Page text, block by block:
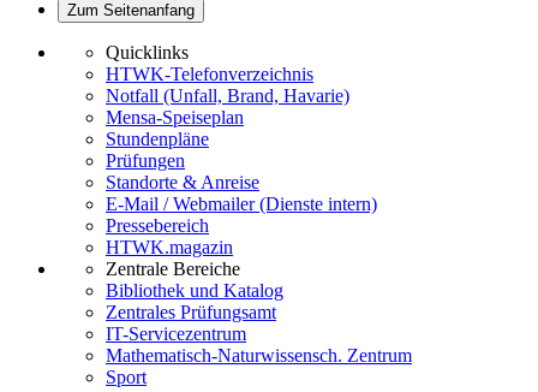
Zum Seitenanfang
Quicklinks
HTWK-Telefonverzeichnis
Notfall (Unfall, Brand, Havarie)
Mensa-Speiseplan
Stundenpläne
Prüfungen
Standorte & Anreise
E-Mail / Webmailer (Dienste intern)
Pressebereich
HTWK.magazin
Zentrale Bereiche
Bibliothek und Katalog
Zentrales Prüfungsamt
IT-Servicezentrum
Mathematisch-Naturwissensch. Zentrum
Sport